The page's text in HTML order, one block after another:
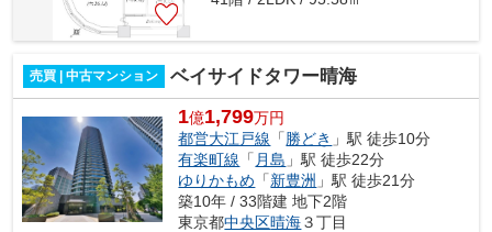
売買 | 中古マンション ベイサイドタワー晴海
1億1,799万円
都営大江戸線 「 勝どき 」駅 徒歩10分
有楽町線 「 月島 」駅 徒歩22分
ゆりかもめ 「新豊洲 」駅 徒歩21分
築10年 / 33階建 地下2階
東京都中央区晴海３丁目